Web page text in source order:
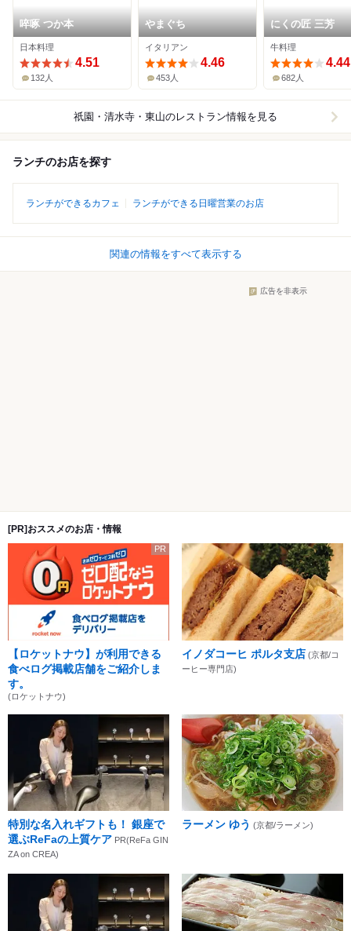
啐啄 つか本
日本料理
4.51
132人
やまぐち
イタリアン
4.46
453人
にくの匠 三芳
牛料理
4.44
682人
祇園・清水寺・東山のレストラン情報を見る
ランチのお店を探す
ランチができるカフェ ランチができる日曜営業のお店
関連の情報をすべて表示する
広告を非表示
[PR]おススメのお店・情報
PR
【ロケットナウ】が利用できる
食べログ掲載店舗をご紹介しま
す。
(ロケットナウ)
イノダコーヒ ポルタ支店 (京都/コ
ーヒー専門店)
特別な名入れギフトも！ 銀座で
選ぶReFaの上質ケア PR(ReFa GIN
ZA on CREA)
ラーメン ゆう (京都/ラーメン)